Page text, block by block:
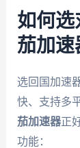
如何选
茄加速
选回国加速
快、支持多
茄加速器正
功能：